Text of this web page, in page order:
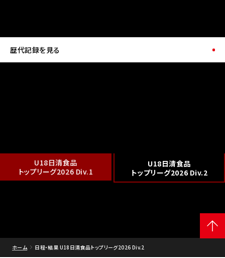
歴代記録を見る
U18日清食品
トップリーグ2026 Div.1
U18日清食品
トップリーグ2026 Div.2
ホーム 日程・結果 U18日清食品トップリーグ2026 Div.2